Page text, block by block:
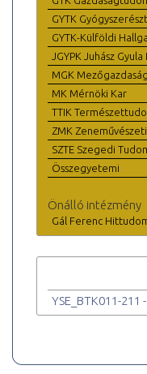
GYTK
GYTK-Külföldi
JGYPK Juhász
MGK
MK Mérnöki Kar
TTIK
ZMK
SZTE Szegedi
Összegyetemi
Önálló intézmény
Gál Ferenc
YSE_BTK011-